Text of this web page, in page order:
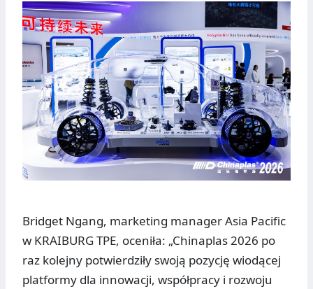
Bridget Ngang, marketing manager Asia Pacific
w KRAIBURG TPE, oceniła: „Chinaplas 2026 po
raz kolejny potwierdziły swoją pozycję wiodącej
platformy dla innowacji, współpracy i rozwoju